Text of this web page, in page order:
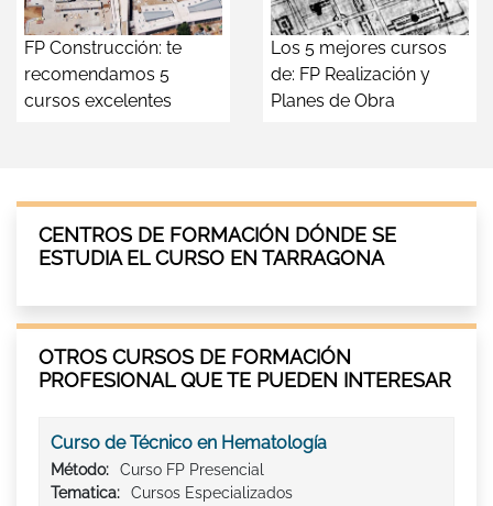
FP Construcción: te
recomendamos 5
cursos excelentes
Los 5 mejores cursos
de: FP Realización y
Planes de Obra
CENTROS DE FORMACIÓN DÓNDE SE
ESTUDIA EL CURSO EN TARRAGONA
OTROS CURSOS DE FORMACIÓN
PROFESIONAL QUE TE PUEDEN INTERESAR
Curso de Técnico en Hematología
Método:
Curso FP Presencial
Tematica:
Cursos Especializados